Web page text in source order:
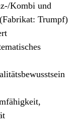
Kombi und
Trumpf)